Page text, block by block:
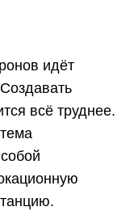
идёт
всё труднее.